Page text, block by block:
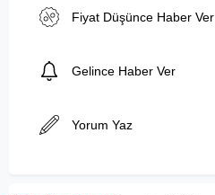
Fiyat Düşünce Haber Ver
Gelince Haber Ver
Yorum Yaz